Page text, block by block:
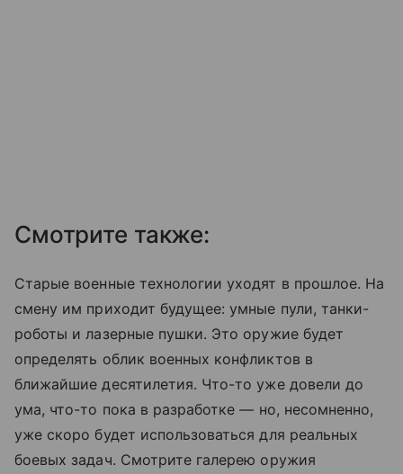
Смотрите также:
Старые военные технологии уходят в прошлое. На
смену им приходит будущее: умные пули, танки-
роботы и лазерные пушки. Это оружие будет
определять облик военных конфликтов в
ближайшие десятилетия. Что-то уже довели до
ума, что-то пока в разработке — но, несомненно,
уже скоро будет использоваться для реальных
боевых задач. Смотрите галерею оружия